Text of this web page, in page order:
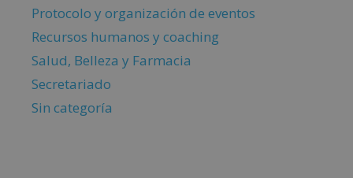
Protocolo y organización de eventos
Recursos humanos y coaching
Salud, Belleza y Farmacia
Secretariado
Sin categoría